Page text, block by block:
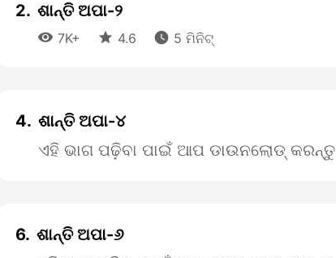
2. ଶାନ୍ତି ଅପା-୨
 7K+  4.6  5 ମିନିଟ୍
4. ଶାନ୍ତି ଅପା-୪
ଏହି ଭାଗ ପଢ଼ିବା ପାଇଁ ଆପ ଡାଉନଲୋଡ୍ କରନ୍ତୁ
6. ଶାନ୍ତି ଅପା-୬